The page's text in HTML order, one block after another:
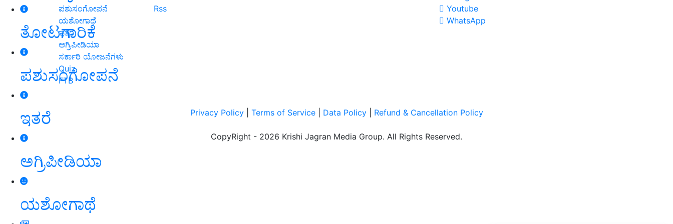
ತೋಟಗಾರಿಕೆ
ಪಶುಸಂಗೋಪನೆ
ಇತರೆ
ಅಗ್ರಿಪೀಡಿಯಾ
ಯಶೋಗಾಥೆ
ಪಶುಸಂಗೋಪನೆ
ಯಶೋಗಾಥೆ
ಇತರೆ
ಅಗ್ರಿಪೀಡಿಯಾ
ಸರ್ಕಾರಿ ಯೋಜನೆಗಳು
Quiz
FTB
Rss
Youtube
WhatsApp
Privacy Policy| Terms of Service| Data Policy| Refund & Cancellation Policy
CopyRight - 2026 Krishi Jagran Media Group. All Rights Reserved.